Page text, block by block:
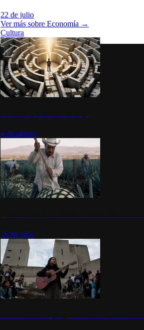
22 de julio
Ver más sobreEconomía →
Cultura
4 de agosto
26 de julio